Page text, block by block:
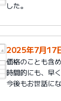
した。
2025年7月17
価格のことも含
時間的にも、早
今後もお世話に